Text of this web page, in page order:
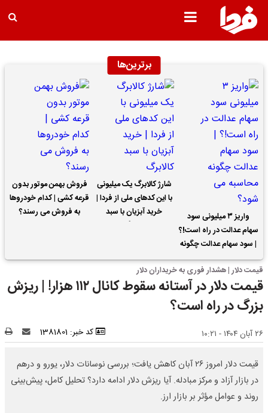
برترین‌ها
واریز ۳ میلیونی سود
سهام عدالت در راه است!؟
| سود سهام عدالت چگونه
محاسبه می شود؟
شارژ کالابرگ یک میلیونی
با این کدهای ملی از فردا |
خرید آبزیان با سبد
فروش بهمن موتور بدون
قرعه کشی | کدام خودروها
به فروش می رسند؟
قیمت دلار | هشدار فوری به خریداران دلار
قیمت دلار در آستانه سقوط کانال ۱۱۲ هزار! | ریزش
بزرگ در راه است؟
۲۶ آبان ۱۴۰۴ - ۱۰:۲۱ کد خبر: 1381801
قیمت دلار امروز ۲۶ آبان کاهش یافت؛ بررسی نوسانات دلار، یورو و درهم
در بازار آزاد و مرکز مبادله. آیا ریزش دلار ادامه دارد؟ تحلیل کامل، پیش‌بینی
روند و عوامل مؤثر بر بازار ارز.